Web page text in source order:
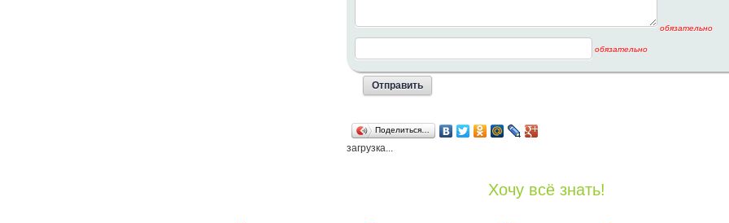
обязательно
обязательно
Поделиться…
загрузка...
Хочу всё знать!